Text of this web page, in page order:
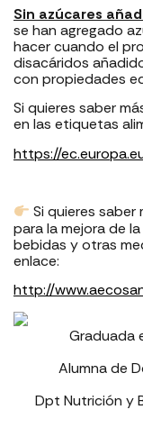
Sin azúcares
se han agregado
hacer cuando el
disacáridos
con propiedades
Si quieres saber
en las etiquetas
https://
Si quieres saber
para la mejora de
bebidas y otras
enlace:
http://
Graduada
Alumna de
Dpt Nutrición y